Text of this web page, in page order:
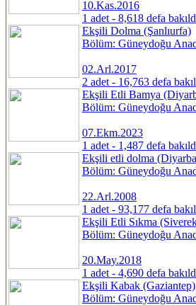
10.Kas.2016
1 adet - 8,618 defa
Ekşili Dolma (Şanlıurfa)
Bölüm: Güneydoğu
02.Arl.2017
2 adet - 16,763 defa
Ekşili Etli Bamya
Bölüm: Güneydoğu
07.Ekm.2023
1 adet - 1,487 defa
Ekşili etli dolma
Bölüm: Güneydoğu
22.Arl.2008
1 adet - 93,177 defa
Ekşili Etli Sıkma
Bölüm: Güneydoğu
20.May.2018
1 adet - 4,690 defa
Ekşili Kabak (Gaziantep)
Bölüm: Güneydoğu